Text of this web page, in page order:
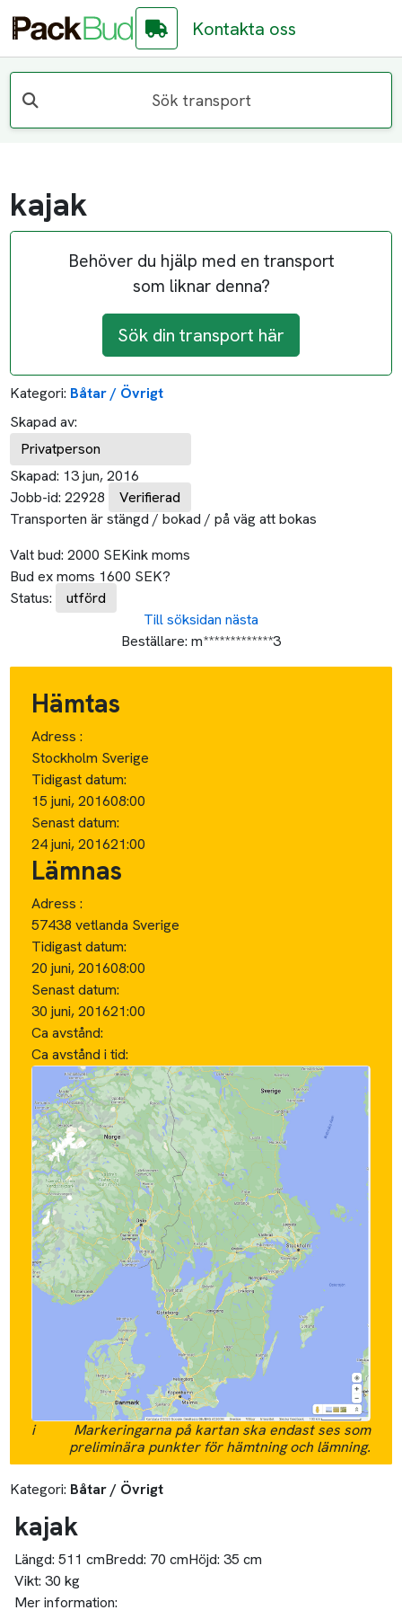
Kontakta oss
Sök transport
kajak
Behöver du hjälp med en transport
som liknar denna?
Sök din transport här
Kategori: Båtar / Övrigt
Skapad av:
Privatperson
Skapad: 13 jun, 2016
Jobb-id: 22928
Verifierad
Transporten är stängd / bokad / på väg att bokas
Valt bud: 2000 SEKink moms
Bud ex moms 1600 SEK?
Status:
utförd
Till söksidan nästa
Beställare: m*************3
Hämtas
Adress :
Stockholm Sverige
Tidigast datum:
15 juni, 201608:00
Senast datum:
24 juni, 201621:00
Lämnas
Adress :
57438 vetlanda Sverige
Tidigast datum:
20 juni, 201608:00
Senast datum:
30 juni, 201621:00
Ca avstånd:
Ca avstånd i tid:
i
Markeringarna på kartan ska endast ses som
preliminära punkter för hämtning och lämning.
Kategori: Båtar / Övrigt
kajak
Längd: 511 cmBredd: 70 cmHöjd: 35 cm
Vikt: 30 kg
Mer information: